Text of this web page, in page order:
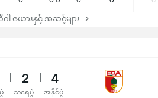
ဇယားနှင့် အဆင့်များ
2
သရေပွဲ
4
အနိုင်ပွဲ